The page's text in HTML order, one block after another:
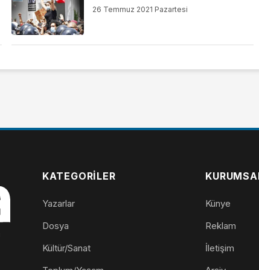
26 Temmuz 2021 Pazartesi
KATEGORILER
Yazarlar
Dosya
Kültür/Sanat
Künye
Reklam
İletişim